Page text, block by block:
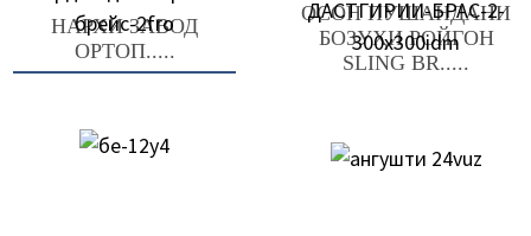
НАРХИ ЗАВОД
ОРТОП.....
ОСОН ПУШАНДАНИ
БОЗУҲИ РОЙГОН
SLING BR.....